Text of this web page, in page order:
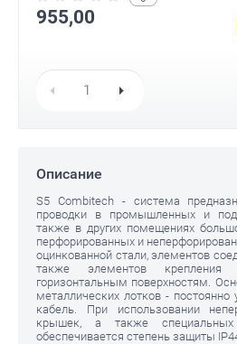
955,00
Описание
S5 Combitech - система
проводки в промышленных и
также в других помещениях
перфорированных и
оцинкованной стали, элементов
также элементов
горизонтальным поверхностям.
металлических лотков -
кабель. При использовании
крышек, а также
обеспечивается степень защиты